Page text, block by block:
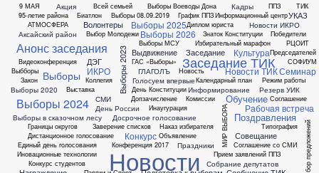
9 МАЯ
95-летие района
АТМОСФЕРА
Аксайский район
Акция
Анонс заседания
Биатлон
Видеоконференция
Волонтеры
Всей семьей
Выбборы
Выбор Молодежи
Выборы
Выборы 08.09.2019
Выборы 2020 Выборы 2023
Выборы 2024
Выборы 2025
Выборы 2026
Выборы Воеводы Дона
Выборы МСУ
Выборы в сказочном лесу
Выдвижение
Выставка
ГАС «Выборы»
ГЛАГОЛЪ
Голосуем впервые
Границы округов
График ППЗ
ДЭГ
День Конституции
День России
Диплом юриста
Дистанционное голосование
Допзачисление
Досрочное голосование
Единый день голосования
Заверение списков
Закон
Заседание
Заседание ТИК
Знаток Конституции
ИКРО
Избирательный марафон
Инаугурация
Иновационные технологии
Информационный центр
Информирование
Кадры
Календарный план
Коллегия
Комиссии
Конкурс
Конкурс студентов
Конференция 2017
Культура
МИР ВЫБОРА
Наказ избирателя
Новости
Новости ИКРО
Новости ТИК
Новость
Обучение
Объявление
ППЗ
Победители
Поздравления
Праздники
Председателей
Прием заявлений ППЗ
РЦОИТ
Рабочая встреча
Режим работы
Резерв УИК
СМИ
СОФИУМ
Сбор предложений
Семинар
Собрание депутатов
Совещание
Соглашение
Соглашение со СМИ
ТИК
Типография
УКАЗ